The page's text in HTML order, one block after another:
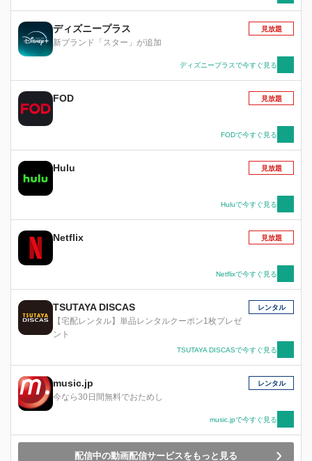
ディズニープラス
新ブランド「スター」が追加
見放題
ディズニープラスで今すぐ見る
FOD 見放題
FODで今すぐ見る
Hulu 見放題
Huluで今すぐ見る
Netflix 見放題
Netflixで今すぐ見る
TSUTAYA DISCAS
【宅配レンタル】単品レンタルクーポン1枚プレゼ
ント
レンタル
TSUTAYA DISCASで今すぐ見る
music.jp
今なら30日間無料でおためし
レンタル
music.jpで今すぐ見る
配信中の動画配信サービスをもっと見る